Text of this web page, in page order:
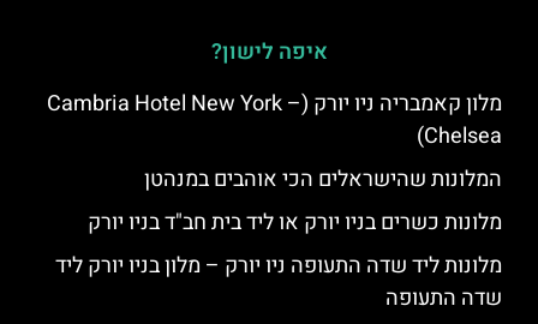
איפה לישון?
מלון קאמבריה ניו יורק (Cambria Hotel New York –
Chelsea)
המלונות שהישראלים הכי אוהבים במנהטן
מלונות כשרים בניו יורק או ליד בית חב"ד בניו יורק
מלונות ליד שדה התעופה ניו יורק – מלון בניו יורק ליד
שדה התעופה